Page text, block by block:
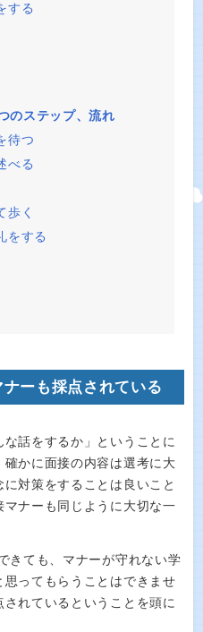
する
のステップ、流れ
待つ
べる
歩く
をする
ーも採点されている
話をするか」ということに
かに面接の内容は選考に大
対策をすることは良いこと
ナーも同じように大切な一
きても、マナーが守れない学
ってもらうことはできませ
れているということを頭に